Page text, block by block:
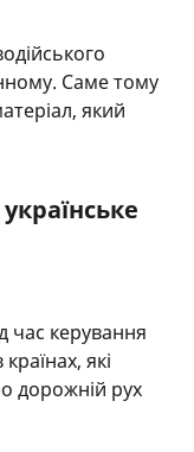
Саме тому
який
час керування
які
дорожній рух